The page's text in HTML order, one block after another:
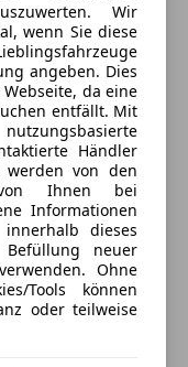
Information (RTTI)
abgedunkelt)
Wir
wenn Sie diese
angeben. Dies
da eine
entfällt. Mit
Händler
werden von den
Ihnen bei
Informationen
dieses
neuer
Ohne
Tools können
oder teilweise